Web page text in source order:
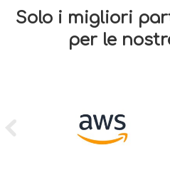
Solo i migliori
per le